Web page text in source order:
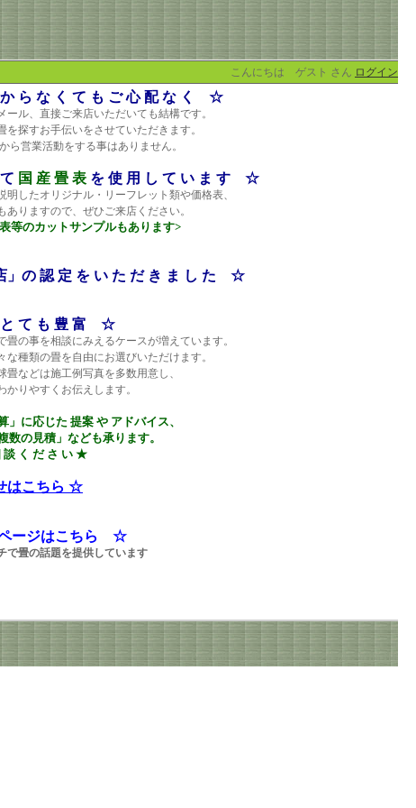
こんにちは ゲスト さん ログイン
ら な く て も ご 心 配 な く ☆
ル、直接ご来店いただいても結構です。
探すお手伝いをさせていただきます。
営業活動をする事はありません。
国 産 畳 表 を 使 用 し て い ま す ☆
したオリジナル・リーフレット類や価格表、
りますので、ぜひご来店ください。
等のカットサンプルもあります>
」の 認 定 を い た だ き ま し た ☆
て も 豊 富 ☆
の事を相談にみえるケースが増えています。
種類の畳を自由にお選びいただけます。
などは施工例写真を多数用意し、
りやすくお伝えします。
に応じた 提案 や アドバイス、
数の見積」なども承ります。
談 く だ さ い ★
はこちら ☆
ページはこちら ☆
で畳の話題を提供しています